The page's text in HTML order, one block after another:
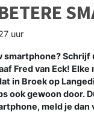
uur
smartphone?
Fred van Eck!
in Broek op
ook gewoon door.
meld je dan